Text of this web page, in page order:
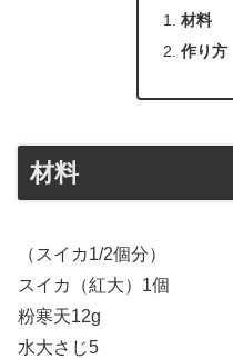
材料
作り方
材料
（スイカ1/2個分）
スイカ（紅大）1個
粉寒天12g
水大さじ5